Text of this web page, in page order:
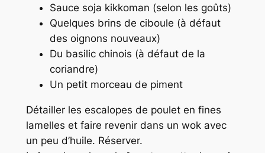
Sauce soja kikkoman (selon les goûts)
Quelques brins de ciboule (à défaut
des oignons nouveaux)
Du basilic chinois (à défaut de la
coriandre)
Un petit morceau de piment
Détailler les escalopes de poulet en fines
lamelles et faire revenir dans un wok avec
un peu d’huile. Réserver.